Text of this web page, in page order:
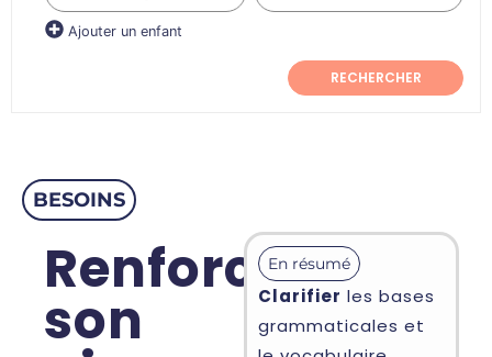
Ajouter un enfant
RECHERCHER
BESOINS
Renforcer
son
En résumé
Clarifier les bases
grammaticales et